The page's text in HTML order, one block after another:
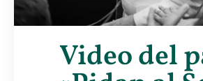
Video del